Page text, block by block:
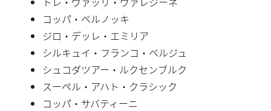
コッパ・ベルノッキ
ジロ・デッレ・エミリア
シルキュイ・フランコ・ベルジュ
シュコダツアー・ルクセンブルク
スーペル・アハト・クラシック
コッパ・サバティーニ